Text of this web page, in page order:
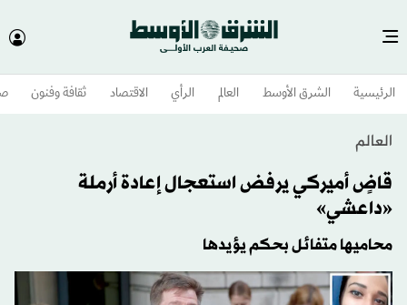
الرئيسية الشرق الأوسط​ العالم الرأي الاقتصاد ثقافة وفنون
العالم
قاضٍ أميركي يرفض استعجال إعادة أرملة
«داعشي»
محاميها متفائل بحكم يؤيدها